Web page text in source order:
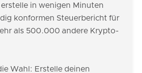
in wenigen Minuten
konformen Steuerbericht für
als 500.000 andere Krypto-
Wahl: Erstelle deinen